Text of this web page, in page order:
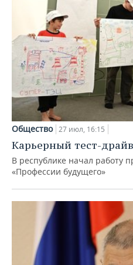
Общество 27 июл, 16:15
Карьерный тест-
В республике начал работу
«Профессии будущего»